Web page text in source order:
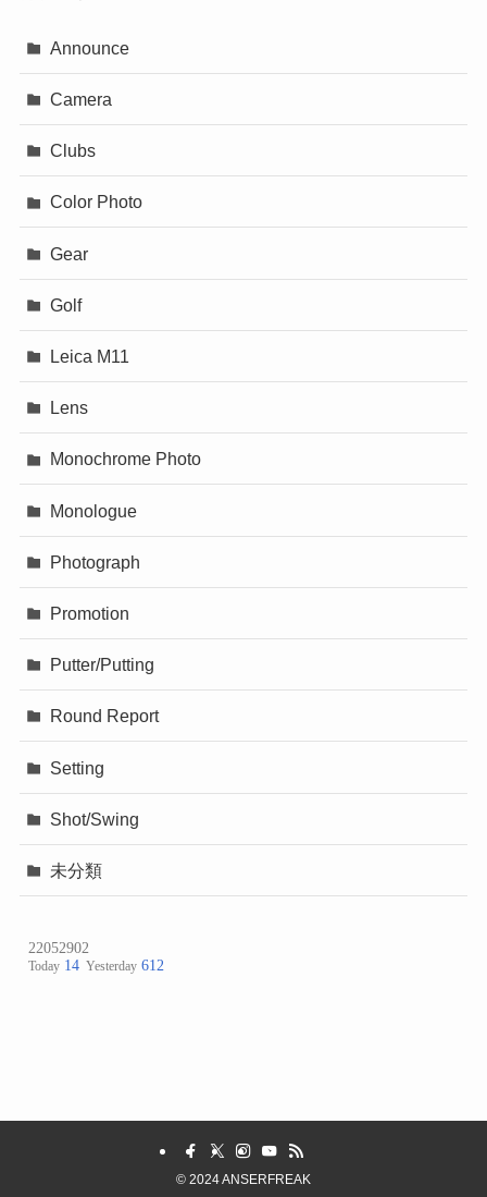
Announce
Camera
Clubs
Color Photo
Gear
Golf
Leica M11
Lens
Monochrome Photo
Monologue
Photograph
Promotion
Putter/Putting
Round Report
Setting
Shot/Swing
未分類
© 2024 ANSERFREAK